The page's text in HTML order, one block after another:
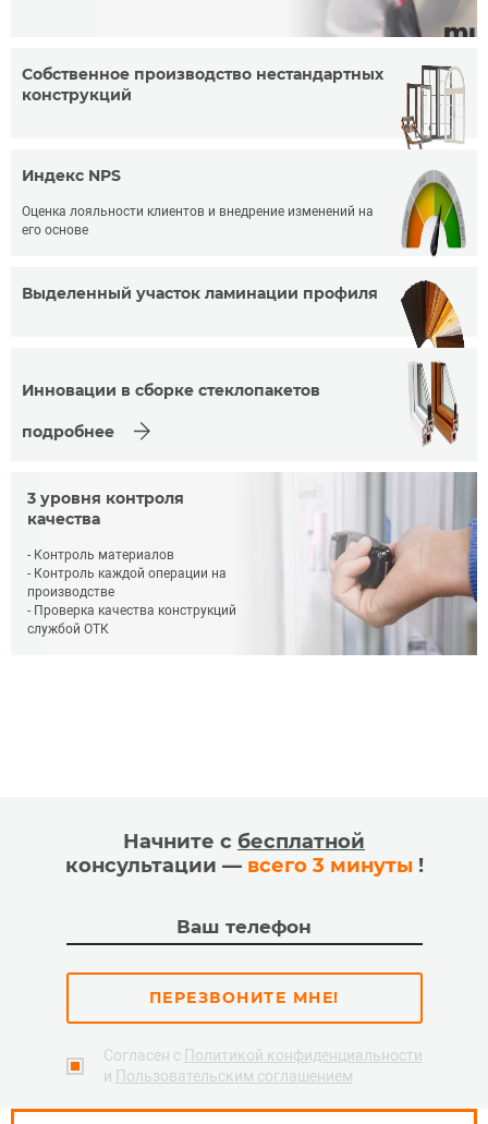
Собственное производство нестандартных
конструкций
Индекс NPS
Оценка лояльности клиентов и внедрение изменений на
его основе
Выделенный участок ламинации профиля
3 уровня контроля
качества
- Контроль материалов
- Контроль каждой операции на
производстве
- Проверка качества конструкций
службой ОТК
Инновации в сборке стеклопакетов
подробнее
Начните с бесплатной
консультации — всего 3 минуты!
ПЕРЕЗВОНИТЕ МНЕ!
Согласен с Политикой конфиденциальности
и Пользовательским соглашением